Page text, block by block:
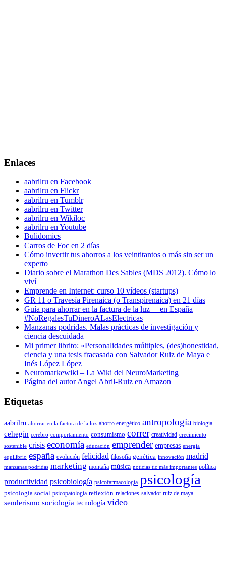
Enlaces
aabrilru en Facebook
aabrilru en Flickr
aabrilru en Tumblr
aabrilru en Twitter
aabrilru en Wikiloc
aabrilru en Youtube
Bulidomics
Carros de Foc en 2 días
Cómo invertir tus ahorros a los veintitantos o más sin ser un
experto
Diario sobre el Marathon Des Sables (MDS 2012). Cómo lo
viví
Emprende en Internet: curso 10 vídeos (startups)
GR 11 o Travesía Pirenaica (o Transpirenaica) en 21 días
Guía para ahorrar en la factura de la luz —en España
#NoRegalesTuDineroALasElectricas
Manzanas podridas. Malas prácticas de investigación y
ciencia descuidada
Mi primer librito: «Personalidades múltiples, (des)honestidad,
ciencia y una tesis fracasada con Salvador Ruiz de Maya e
Inés López López
Neuromarkewiki – La Wiki del NeuroMarketing
Página del autor Angel Abril-Ruiz en Amazon
Etiquetas
aabrilru ahorrar en la factura de la luz ahorro energético antropología biología
cehegín cerebro comportamiento consumismo correr creatividad crecimiento
sostenible crisis economía educación emprender empresas energía
equilibrio españa evolución felicidad filosofía genética innovación madrid
manzanas podridas marketing montaña música noticias tic más importantes política
productividad psicobiología psicofarmacología psicología
psicología social psicopatología reflexión relaciones salvador ruiz de maya
senderismo sociología tecnología vídeo